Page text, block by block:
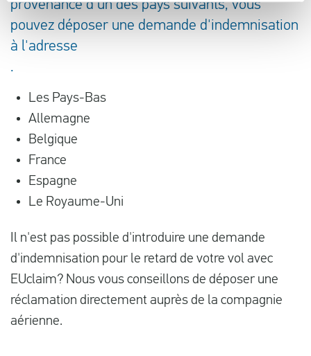
provenance d'un des pays suivants, vous
pouvez déposer une demande d'indemnisation
à l'adresse
.
Les Pays-Bas
Allemagne
Belgique
France
Espagne
Le Royaume-Uni
Il n'est pas possible d'introduire une demande
d'indemnisation pour le retard de votre vol avec
EUclaim? Nous vous conseillons de déposer une
réclamation directement auprès de la compagnie
aérienne.